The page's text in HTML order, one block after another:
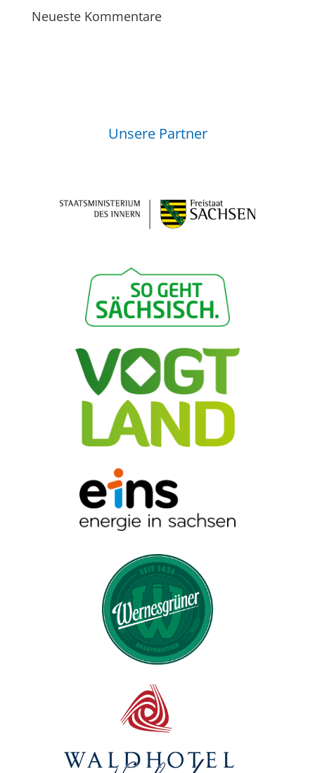
Neueste Kommentare
Unsere Partner